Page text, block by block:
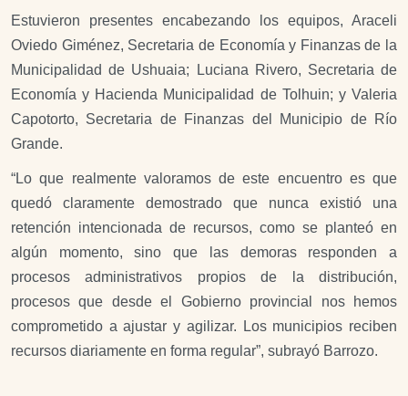
Estuvieron presentes encabezando los equipos, Araceli
Oviedo Giménez, Secretaria de Economía y Finanzas de la
Municipalidad de Ushuaia; Luciana Rivero, Secretaria de
Economía y Hacienda Municipalidad de Tolhuin; y Valeria
Capotorto, Secretaria de Finanzas del Municipio de Río
Grande.
“Lo que realmente valoramos de este encuentro es que
quedó claramente demostrado que nunca existió una
retención intencionada de recursos, como se planteó en
algún momento, sino que las demoras responden a
procesos administrativos propios de la distribución,
procesos que desde el Gobierno provincial nos hemos
comprometido a ajustar y agilizar. Los municipios reciben
recursos diariamente en forma regular”, subrayó Barrozo.